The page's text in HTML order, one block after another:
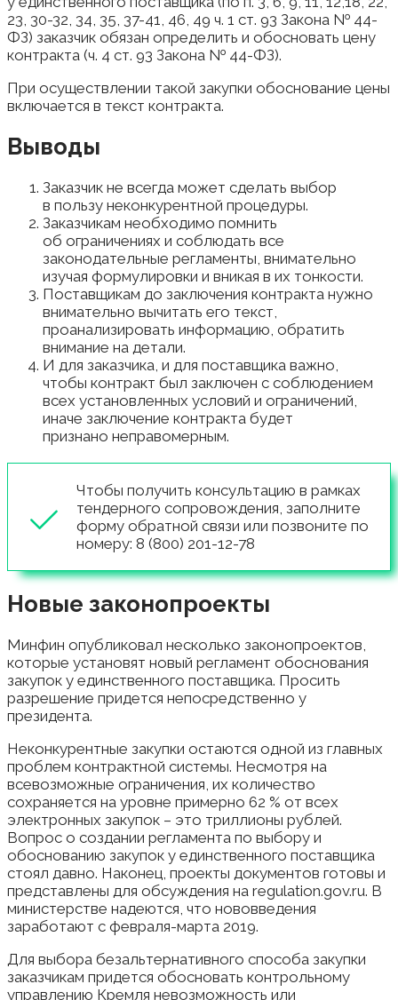
23, 30-32, 34, 35, 37-41, 46, 49 ч. 1 ст. 93 Закона № 44-
ФЗ) заказчик обязан определить и обосновать цену
контракта (ч. 4 ст. 93 Закона № 44-ФЗ).
При осуществлении такой закупки обоснование цены
включается в текст контракта.
Выводы
Заказчик не всегда может сделать выбор
в пользу неконкурентной процедуры.
Заказчикам необходимо помнить
об ограничениях и соблюдать все
законодательные регламенты, внимательно
изучая формулировки и вникая в их тонкости.
Поставщикам до заключения контракта нужно
внимательно вычитать его текст,
проанализировать информацию, обратить
внимание на детали.
И для заказчика, и для поставщика важно,
чтобы контракт был заключен с соблюдением
всех установленных условий и ограничений,
иначе заключение контракта будет
признано неправомерным.
Чтобы получить консультацию в рамках
тендерного сопровождения, заполните
форму обратной связи или позвоните по
номеру: 8 (800) 201-12-78
Новые законопроекты
Минфин опубликовал несколько законопроектов,
которые установят новый регламент обоснования
закупок у единственного поставщика. Просить
разрешение придется непосредственно у
президента.
Неконкурентные закупки остаются одной из главных
проблем контрактной системы. Несмотря на
всевозможные ограничения, их количество
сохраняется на уровне примерно 62 % от всех
электронных закупок – это триллионы рублей.
Вопрос о создании регламента по выбору и
обоснованию закупок у единственного поставщика
стоял давно. Наконец, проекты документов готовы и
представлены для обсуждения на regulation.gov.ru. В
министерстве надеются, что нововведения
заработают с февраля-марта 2019.
Для выбора безальтернативного способа закупки
заказчикам придется обосновать контрольному
управлению Кремля невозможность или